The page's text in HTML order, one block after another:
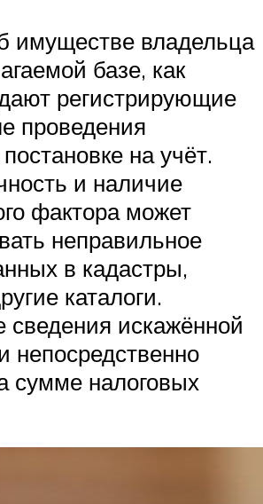
имуществе владельца
базе, как
регистрирующие
проведения
на учёт.
и наличие
фактора может
неправильное
в кадастры,
каталоги.
искажённой
сумме налоговых